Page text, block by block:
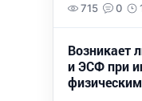
715 0
Возникает
и ЭСФ при